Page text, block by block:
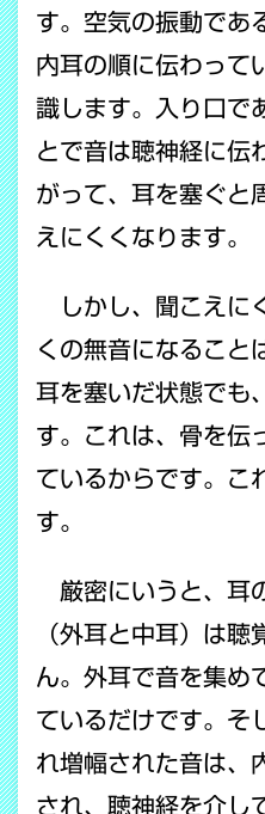
す。空気の振動であ
内耳の順に伝わって
識します。入り口で
とで音は聴神経に伝
がって、耳を塞ぐと
えにくくなります。
しかし、聞こえに
くの無音になること
耳を塞いだ状態でも
す。これは、骨を伝
ているからです。こ
す。
厳密にいうと、耳
（外耳と中耳）は
ん。外耳で音を集め
ているだけです。そ
れ増幅された音は、
され、聴神経を介し